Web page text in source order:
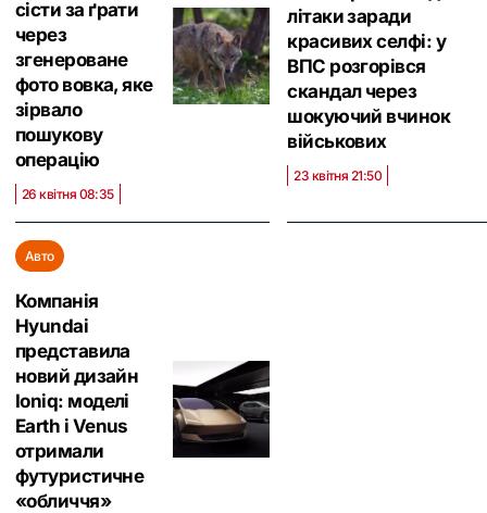
сісти за ґрати
через
згенероване
фото вовка, яке
зірвало
пошукову
операцію
26 квітня 08:35
літаки заради
красивих селфі: у
ВПС розгорівся
скандал через
шокуючий вчинок
військових
23 квітня 21:50
Авто
Компанія
Hyundai
представила
новий дизайн
Ioniq: моделі
Earth і Venus
отримали
футуристичне
«обличчя»